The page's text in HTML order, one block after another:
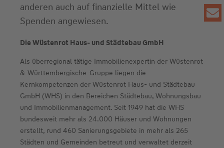
anderen auch auf finanzielle Mittel wie
Spenden angewiesen.
Die Wüstenrot Haus- und Städtebau GmbH
Als überregional tätige Immobilienexpertin der Wüstenrot
& Württembergische-Gruppe liegen die
Kernkompetenzen der Wüstenrot Haus- und Städtebau
GmbH (WHS) in den Bereichen Städtebau, Wohnungsbau
und Immobilienmanagement. Seit 1949 hat die WHS
bundesweit mehr als 24.000 Häuser und Wohnungen
erstellt, rund 460 Sanierungsgebiete in mehr als 265
Städten und Gemeinden betreut und verwaltet derzeit